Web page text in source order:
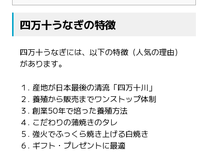
四万十うなぎの特徴
四万十うなぎには、以下の特徴（人気の理由）
があります。
１. 産地が日本最後の清流「四万十川」
２. 養殖から販売までワンストップ体制
３. 創業50年で培った養殖方法
４. こだわりの蒲焼きのタレ
５. 強火でふっくら焼き上げる白焼き
６. ギフト・プレゼントに最適